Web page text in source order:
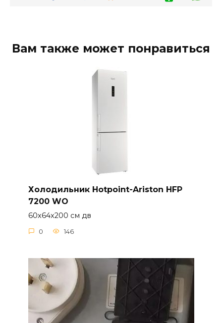
Вам также может понравиться
Холодильник Hotpoint-Ariston HFP
7200 WO
60x64x200 см дв
0 146